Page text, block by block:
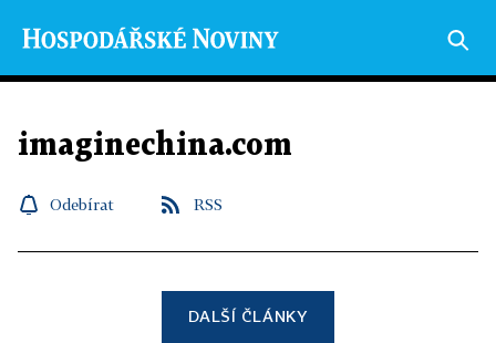
imaginechina.com
Odebírat RSS
DALŠÍ ČLÁNKY